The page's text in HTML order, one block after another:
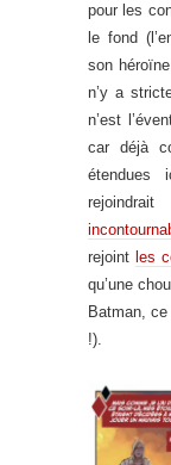
pour les
le fond
son
n’y a
n’est
car déjà
étendues
rejoindrait
rejoint les
qu’une
Batman,
!).